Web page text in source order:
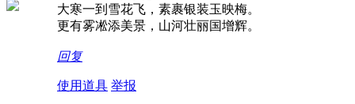
大寒一到雪花飞，素裹银装玉映梅。
更有雾凇添美景，山河壮丽国增辉。
回复
使用道具 举报